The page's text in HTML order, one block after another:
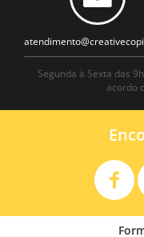
Segunda à Sexta das
acordo